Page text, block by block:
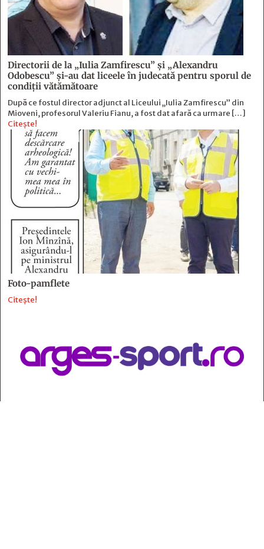
Directorii de la „Iulia Zamfirescu” și „Alexandru
Odobescu” și-au dat liceele în judecată pentru sporul de
condiții vătămătoare
După ce fostul director adjunct al Liceului „Iulia Zamfirescu” din
Mioveni, profesorul Valeriu Fianu, a fost dat afară ca urmare […]
Citește!
Foto-pamflete
Citește!